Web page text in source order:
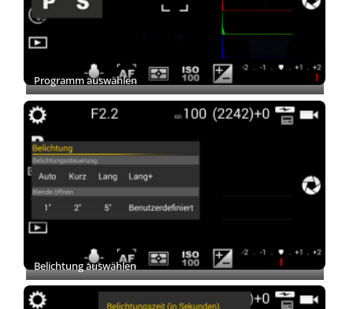
Programm auswählen
Belichtung auswählen